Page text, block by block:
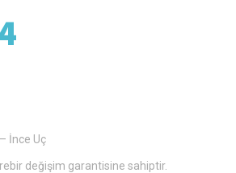
İnce Uç
değişim garantisine sahiptir.